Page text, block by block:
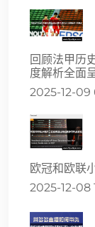
回顾法甲历
度解析全面
2025-12-09
欧冠和欧联
2025-12-08